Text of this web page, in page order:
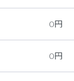
0円
0円